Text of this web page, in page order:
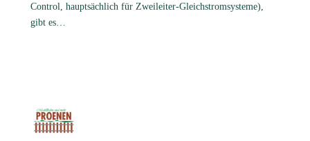
Control, hauptsächlich für Zweileiter-Gleichstromsysteme),
gibt es…